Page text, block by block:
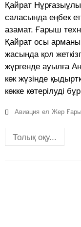
Қайрат
саласында еңбек
азамат. Ғарыш
Қайрат осы
жасында қол
жүргенде ауылға
көк жүзінде
көкке көтерілуді
Авиация ел Жер
Толық оқу...